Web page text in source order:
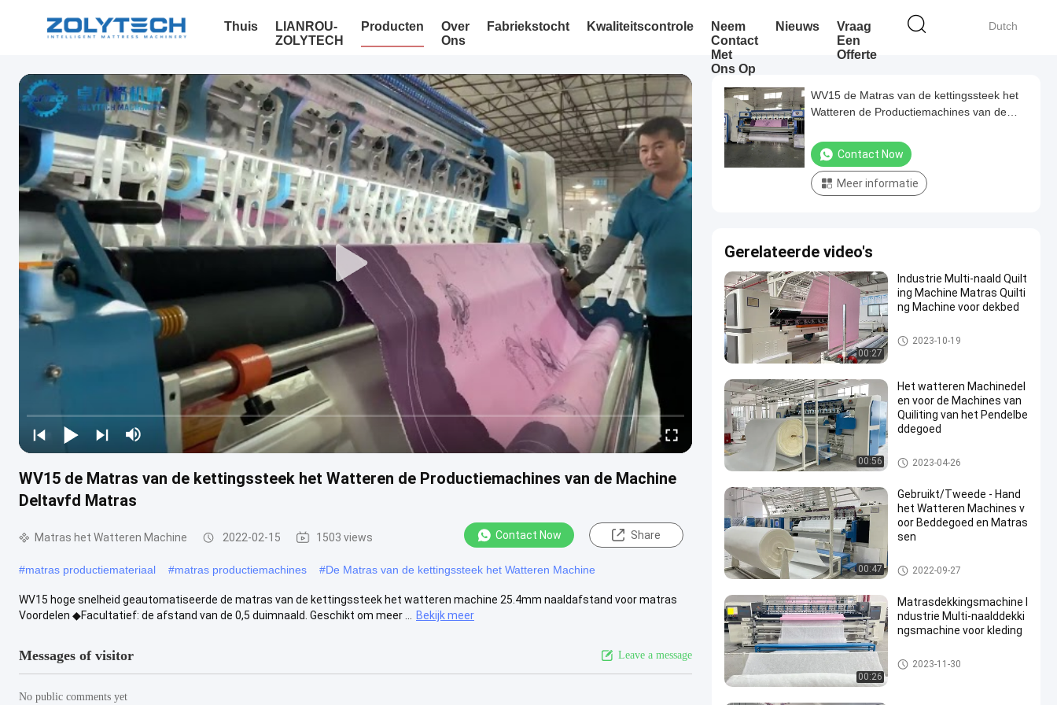
Dutch
Thuis
LIANROU-
ZOLYTECH
Producten
Over
Ons
Fabriekstocht Kwaliteitscontrole
Neem
Contact
Met
Ons Op
Nieuws
Vraag
Een
Offerte
WV15 de Matras van de kettingssteek het Watteren de Productiemachines van de Machine
Deltavfd Matras
Matras het Watteren Machine 2022-02-15 1503 views Contact Now Share
#matras productiemateriaal #matras productiemachines #De Matras van de kettingssteek het Watteren Machine
WV15 hoge snelheid geautomatiseerde de matras van de kettingssteek het watteren machine 25.4mm naaldafstand voor matras
Voordelen ◆Facultatief: de afstand van de 0,5 duimnaald. Geschikt om meer ...
Bekijk meer
Messages of visitor Leave a message
No public comments yet
WV15 de Matras van de kettingssteek het
Watteren de Productiemachines van de
Contact Now
Meer informatie
Gerelateerde video's
00:27
Industrie Multi-naald Quilt
ing Machine Matras Quilti
ng Machine voor dekbed
Matras het Watteren Machine
2023-10-19
00:56
Het watteren Machinedel
en voor de Machines van
Quiliting van het Pendelbe
ddegoed
Matras het Watteren Machine
2023-04-26
00:47
Gebruikt/Tweede - Hand
het Watteren Machines v
oor Beddegoed en Matras
sen
Matras het Watteren Machine
2022-09-27
00:26
Matrasdekkingsmachine I
ndustrie Multi-naalddekki
ngsmachine voor kleding
Matras het Watteren Machine
2023-11-30